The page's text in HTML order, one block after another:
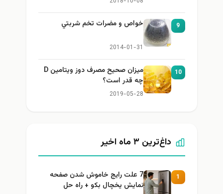
9 خواص و مضرات تخم شربتي
2014-01-31
10
میزان صحیح مصرف دوز ویتامین D
چه قدر است؟
2019-05-28
داغ‌ترین ۳ ماه اخیر
1
7 علت رایج خاموش شدن صفحه
نمایش یخچال بکو + راه حل